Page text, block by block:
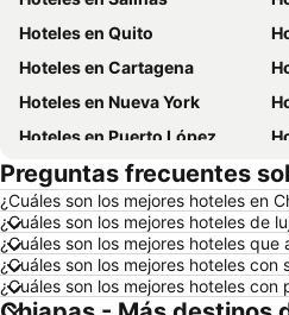
Hoteles en Quito
Hoteles en Cartagena
Hoteles en Nueva York
Hoteles en Puerto López
Hoteles en Zorritos
Hoteles en Roma
Hoteles en Riobamba
Hoteles en Ambato
Hoteles en Loja
Preguntas frecuentes
¿Cuáles son los mejores hoteles en
¿Cuáles son los mejores hoteles de
¿Cuáles son los mejores hoteles
¿Cuáles son los mejores hoteles con
¿Cuáles son los mejores hoteles con